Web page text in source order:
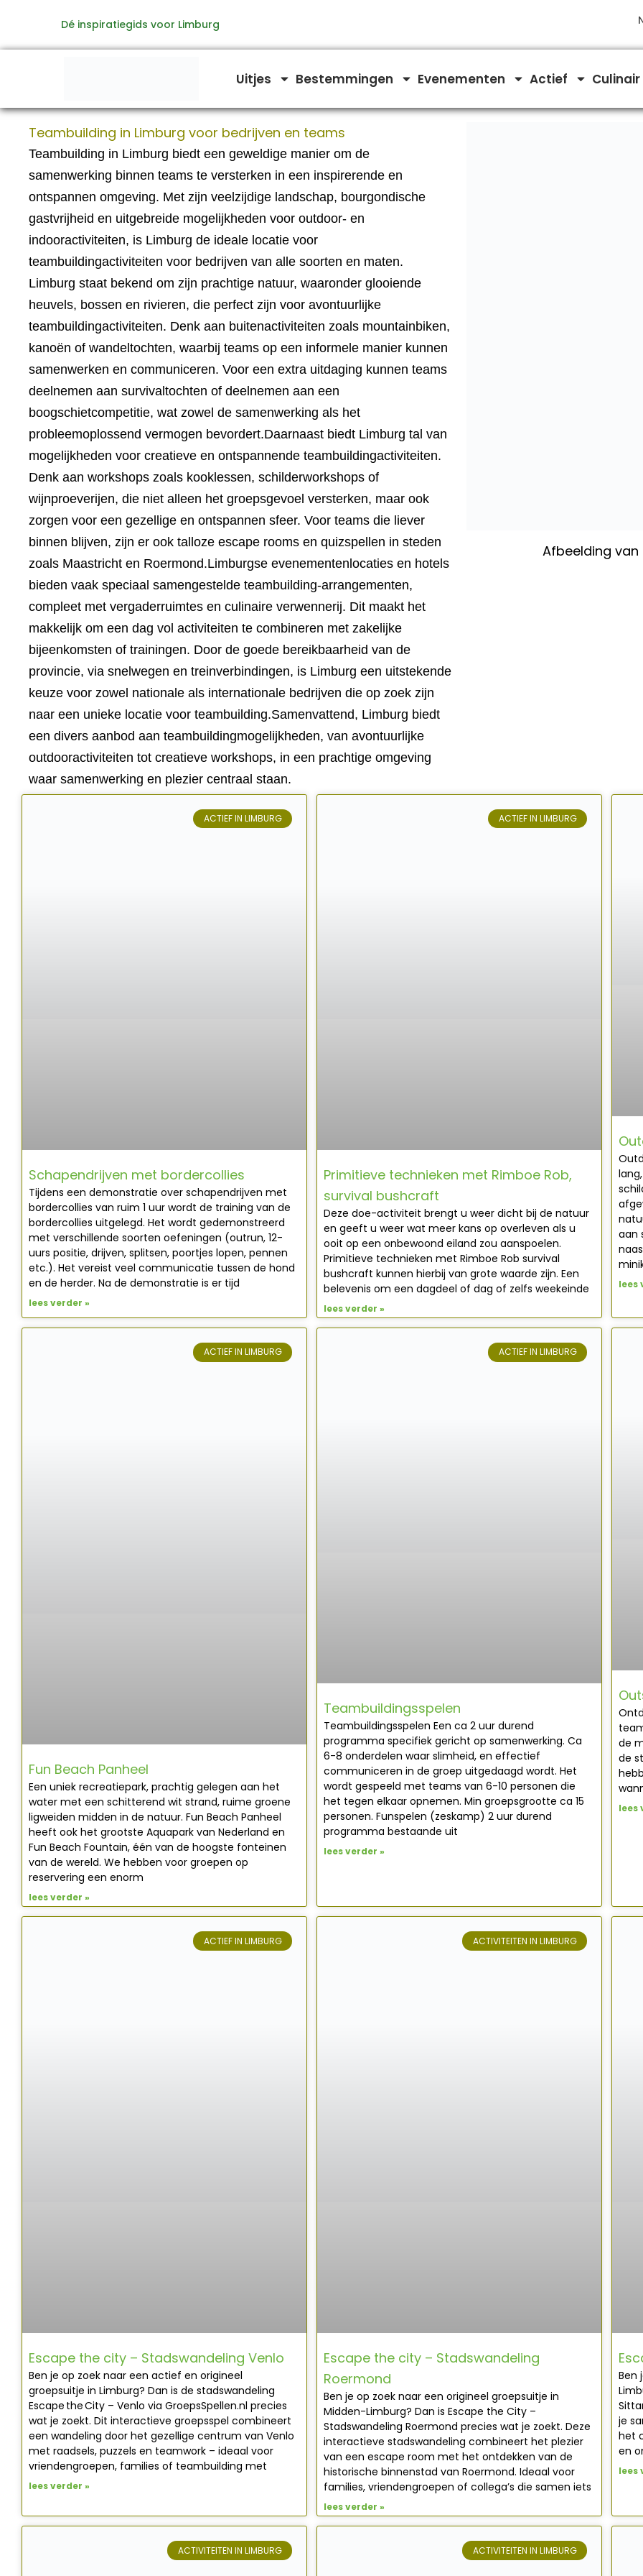
de
Dé inspiratiegids voor Limburg
Uitjes Bestemmingen Evenementen Actief Culinair
Teambuilding in Limburg voor bedrijven en teams
Teambuilding in Limburg biedt een geweldige manier om de
samenwerking binnen teams te versterken in een inspirerende en
ontspannen omgeving. Met zijn veelzijdige landschap, bourgondische
gastvrijheid en uitgebreide mogelijkheden voor outdoor- en
indooractiviteiten, is Limburg de ideale locatie voor
teambuildingactiviteiten voor bedrijven van alle soorten en maten.
Limburg staat bekend om zijn prachtige natuur, waaronder glooiende
heuvels, bossen en rivieren, die perfect zijn voor avontuurlijke
teambuildingactiviteiten. Denk aan buitenactiviteiten zoals mountainbiken,
kanoën of wandeltochten, waarbij teams op een informele manier kunnen
samenwerken en communiceren. Voor een extra uitdaging kunnen teams
deelnemen aan survivaltochten of deelnemen aan een
boogschietcompetitie, wat zowel de samenwerking als het
probleemoplossend vermogen bevordert.Daarnaast biedt Limburg tal van
mogelijkheden voor creatieve en ontspannende teambuildingactiviteiten.
Denk aan workshops zoals kooklessen, schilderworkshops of
wijnproeverijen, die niet alleen het groepsgevoel versterken, maar ook
zorgen voor een gezellige en ontspannen sfeer. Voor teams die liever
binnen blijven, zijn er ook talloze escape rooms en quizspellen in steden
zoals Maastricht en Roermond.Limburgse evenementenlocaties en hotels
bieden vaak speciaal samengestelde teambuilding-arrangementen,
compleet met vergaderruimtes en culinaire verwennerij. Dit maakt het
makkelijk om een dag vol activiteiten te combineren met zakelijke
bijeenkomsten of trainingen. Door de goede bereikbaarheid van de
provincie, via snelwegen en treinverbindingen, is Limburg een uitstekende
keuze voor zowel nationale als internationale bedrijven die op zoek zijn
naar een unieke locatie voor teambuilding.Samenvattend, Limburg biedt
een divers aanbod aan teambuildingmogelijkheden, van avontuurlijke
outdooractiviteiten tot creatieve workshops, in een prachtige omgeving
waar samenwerking en plezier centraal staan.
Afbeelding van
ACTIEF IN LIMBURG
Schapendrijven met bordercollies
Tijdens een demonstratie over schapendrijven met
bordercollies van ruim 1 uur wordt de training van de
bordercollies uitgelegd. Het wordt gedemonstreerd
met verschillende soorten oefeningen (outrun, 12-
uurs positie, drijven, splitsen, poortjes lopen, pennen
etc.). Het vereist veel communicatie tussen de hond
en de herder. Na de demonstratie is er tijd
lees verder »
ACTIEF IN LIMBURG
Primitieve technieken met Rimboe Rob,
survival bushcraft
Deze doe-activiteit brengt u weer dicht bij de natuur
en geeft u weer wat meer kans op overleven als u
ooit op een onbewoond eiland zou aanspoelen.
Primitieve technieken met Rimboe Rob survival
bushcraft kunnen hierbij van grote waarde zijn. Een
belevenis om een dagdeel of dag of zelfs weekeinde
lees verder »
aan
lees
ACTIEF IN LIMBURG
Fun Beach Panheel
Een uniek recreatiepark, prachtig gelegen aan het
water met een schitterend wit strand, ruime groene
ligweiden midden in de natuur. Fun Beach Panheel
heeft ook het grootste Aquapark van Nederland en
Fun Beach Fountain, één van de hoogste fonteinen
van de wereld. We hebben voor groepen op
reservering een enorm
lees verder »
ACTIEF IN LIMBURG
Teambuildingsspelen
Teambuildingsspelen Een ca 2 uur durend
programma specifiek gericht op samenwerking. Ca
6-8 onderdelen waar slimheid, en effectief
communiceren in de groep uitgedaagd wordt. Het
wordt gespeeld met teams van 6-10 personen die
het tegen elkaar opnemen. Min groepsgrootte ca 15
personen. Funspelen (zeskamp) 2 uur durend
programma bestaande uit
lees verder »
de
de
lees
ACTIEF IN LIMBURG
Escape the city – Stadswandeling Venlo
Ben je op zoek naar een actief en origineel
groepsuitje in Limburg? Dan is de stadswandeling
Escape the City – Venlo via GroepsSpellen.nl precies
wat je zoekt. Dit interactieve groepsspel combineert
een wandeling door het gezellige centrum van Venlo
met raadsels, puzzels en teamwork – ideaal voor
vriendengroepen, families of teambuilding met
lees verder »
ACTIVITEITEN IN LIMBURG
Escape the city – Stadswandeling
Roermond
Ben je op zoek naar een origineel groepsuitje in
Midden-Limburg? Dan is Escape the City –
Stadswandeling Roermond precies wat je zoekt. Deze
interactieve stadswandeling combineert het plezier
van een escape room met het ontdekken van de
historische binnenstad van Roermond. Ideaal voor
families, vriendengroepen of collega’s die samen iets
lees verder »
Ben
je
het
en
lees
ACTIVITEITEN IN LIMBURG ACTIVITEITEN IN LIMBURG